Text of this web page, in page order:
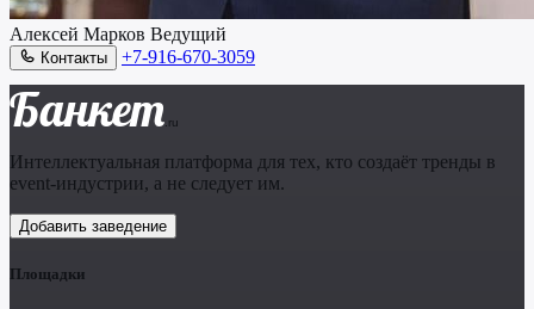
Алексей Марков Ведущий
Контакты +7-916-670-3059
Банкет .ru
Интеллектуальная платформа для тех, кто создаёт тренды в
event-индустрии, а не следует им.
Добавить заведение
Площадки